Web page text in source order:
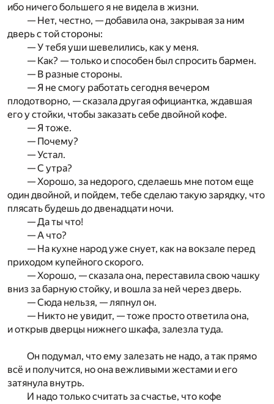
ибо ничего большего я не видела в жизни.
— Нет, честно, — добавила она, закрывая за ним
дверь с той стороны:
— У тебя уши шевелились, как у меня.
— Как? — только и способен был спросить бармен.
— В разные стороны.
— Я не смогу работать сегодня вечером
плодотворно, — сказала другая официантка, ждавшая
его у стойки, чтобы заказать себе двойной кофе.
— Я тоже.
— Почему?
— Устал.
— С утра?
— Хорошо, за недорого, сделаешь мне потом еще
один двойной, и пойдем, тебе сделаю такую зарядку, что
плясать будешь до двенадцати ночи.
— Да ты что!
— А что?
— На кухне народ уже снует, как на вокзале перед
приходом купейного скорого.
— Хорошо, — сказала она, переставила свою чашку
вниз за барную стойку, и вошла за ней через дверь.
— Сюда нельзя, — ляпнул он.
— Никто не увидит, — тоже просто ответила она,
и открыв дверцы нижнего шкафа, залезла туда.
Он подумал, что ему залезать не надо, а так прямо
всё и получится, но она вежливыми жестами и его
затянула внутрь.
И надо только считать за счастье, что кофе